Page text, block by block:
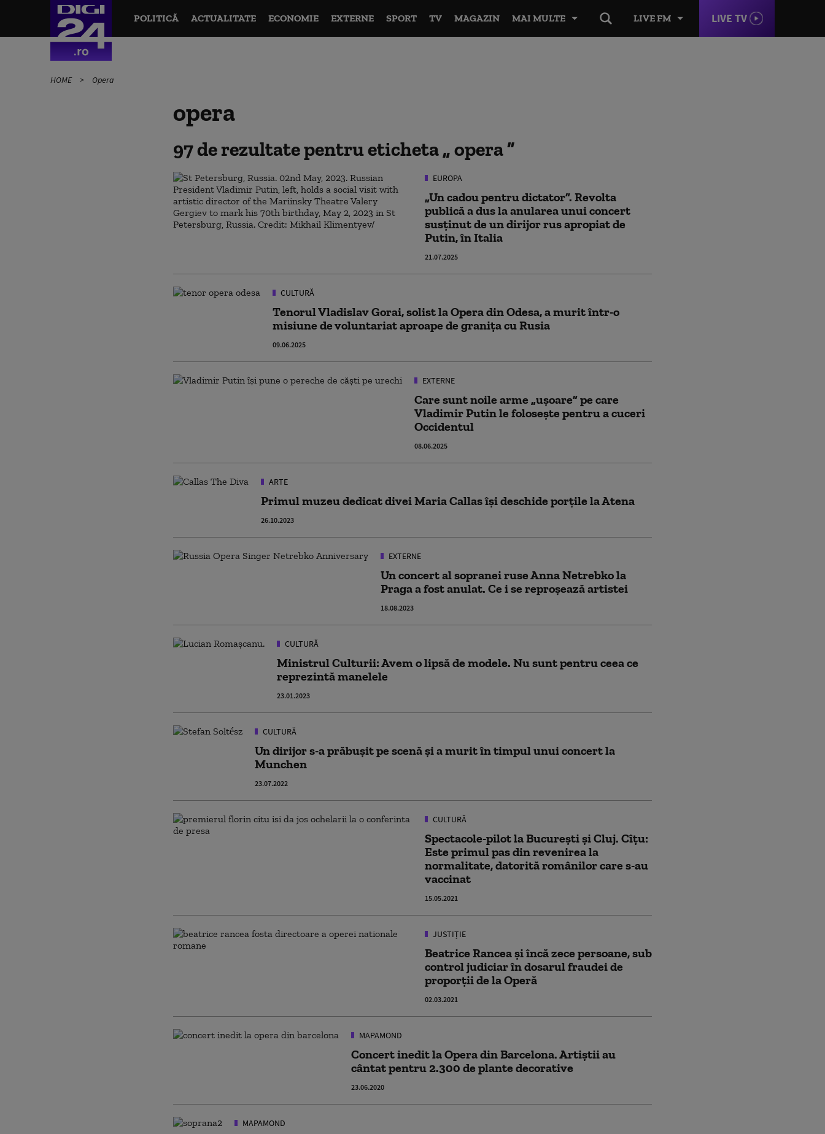
LIVE FM LIVE TV
POLITICĂ ACTUALITATE ECONOMIE EXTERNE SPORT TV MAGAZIN MAI MULTE
HOME Opera
opera
97 de rezultate pentru eticheta opera
EUROPA
„Un cadou pentru dictator”. Revolta
publică a dus la anularea unui concert
susținut de un dirijor rus apropiat de
Putin, în Italia
21.07.2025
CULTURĂ
Tenorul Vladislav Gorai, solist la Opera din Odesa, a murit într-o
misiune de voluntariat aproape de granița cu Rusia
09.06.2025
EXTERNE
Care sunt noile arme „ușoare” pe care
Vladimir Putin le folosește pentru a cuceri
Occidentul
08.06.2025
ARTE
Primul muzeu dedicat divei Maria Callas îşi deschide porţile la Atena
26.10.2023
EXTERNE
Un concert al sopranei ruse Anna Netrebko la
Praga a fost anulat. Ce i se reproșează artistei
18.08.2023
CULTURĂ
Ministrul Culturii: Avem o lipsă de modele. Nu sunt pentru ceea ce
reprezintă manelele
23.01.2023
CULTURĂ
Un dirijor s-a prăbușit pe scenă și a murit în timpul unui concert la
Munchen
23.07.2022
CULTURĂ
Spectacole-pilot la București și Cluj. Cîțu:
Este primul pas din revenirea la
normalitate, datorită românilor care s-au
vaccinat
15.05.2021
JUSTIȚIE
Beatrice Rancea și încă zece persoane, sub
control judiciar în dosarul fraudei de
proporții de la Operă
02.03.2021
MAPAMOND
Concert inedit la Opera din Barcelona. Artiștii au
cântat pentru 2.300 de plante decorative
23.06.2020
MAPAMOND